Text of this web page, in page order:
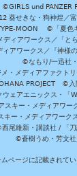
©GIRLS und PANZER
葵せきな・狗神煌／
MOON ©「夏色キ
ディアワークス／「
アワークス／『神様
©なもり/一迅社
・メディアファクト
PROJECT ©入
ウェアエニックス・
スキー・メディアワ
ー・メディアワーク
尾維新・講談社 / 「
©蒼樹うめ・芳文
ムページに記載されて